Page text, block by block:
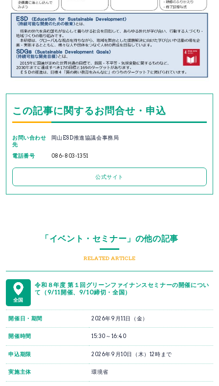
この記事に関するお問合せ・申込
お問い合わせ
先
岡山ESD推進協議会事務局
電話番号 086-803-1351
公式サイト
「イベント・セミナー」の他の記事
RELATED ARTICLE
全国
令和８年度 第１回グリーンファイナンスセミナーの開催につい
て（9/11開催、9/10締切・全国）
開催日・期間 2026年9月11日（金）
開催時間 15:30～16:40
申込期限 2026年9月10日（木）12時まで
実施主体 環境省